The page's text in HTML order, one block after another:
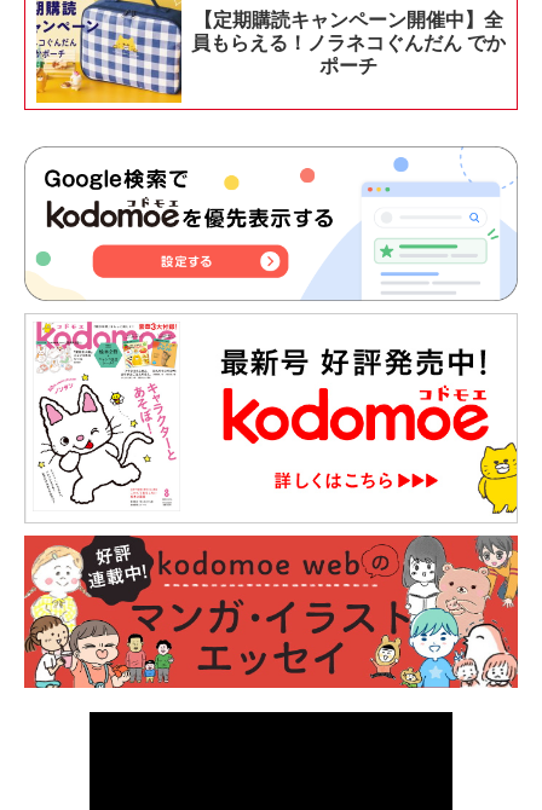
【定期購読キャンペーン開催中】全
員もらえる！ノラネコぐんだん でか
ポーチ